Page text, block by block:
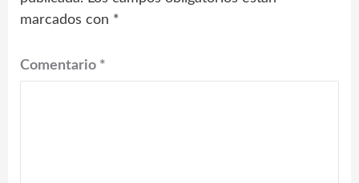
marcados con *
Comentario *